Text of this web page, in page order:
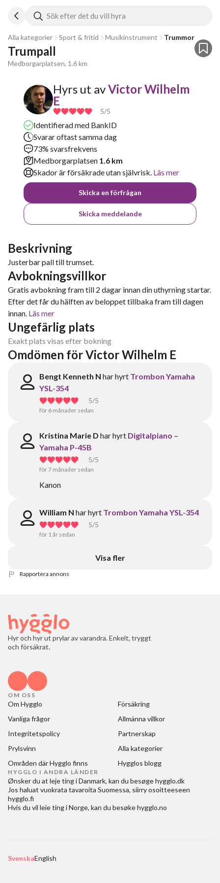
Sök efter det du vill hyra
Alla kategorier Sport & fritid Musikinstrument Trummor
Trumpall
Medborgarplatsen, 1.6 km
Hyrs ut avVictor Wilhelm
E
5/5
Identifierad med BankID
Svarar oftast samma dag
73% svarsfrekvens
Medborgarplatsen 1.6 km
Skador är försäkrade utan självrisk. Läs mer
Skicka en förfrågan
Skicka meddelande
Beskrivning
Justerbar pall till trumset.
Avbokningsvillkor
Gratis avbokning fram till 2 dagar innan din uthyrning startar.
Efter det får du hälften av beloppet tillbaka fram till dagen
innan. Läs mer
Ungefärlig plats
Exakt plats visas efter bokning
Omdömen för Victor Wilhelm E
Bengt Kenneth N har hyrt Trombon Yamaha
YSL-354
5/5
för 6 månader sedan
Kristina Marie D har hyrt Digitalpiano –
Yamaha P-45B
5/5
för 7 månader sedan
Kanon
William N har hyrt Trombon Yamaha YSL-354
5/5
för 1 år sedan
Visa fler
Rapportera annons
Hyr och hyr ut prylar av varandra. Enkelt, tryggt
och försäkrat.
OM OSS
Om Hygglo
Försäkring
Vanliga frågor
Allmänna villkor
Integritetspolicy
Partnerskap
Prylsvinn
Alla kategorier
Områden där Hygglo finns
Hygglos blogg
HYGGLO I ANDRA LÄNDER
Ønsker du at leje ting i Danmark, kan du besøgehygglo.dk
Jos haluat vuokrata tavaroita Suomessa, siirry osoitteeseen
hygglo.fi
Hvis du vil leie ting i Norge, kan du besøkehygglo.no
SvenskaEnglish